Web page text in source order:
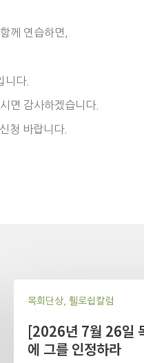
께 연습하면,
니다.
면 감사하겠습니다.
청 바랍니다.
목회단상, 휄로쉽칼럼
[2026년 7월 26일
에 그를 인정하라